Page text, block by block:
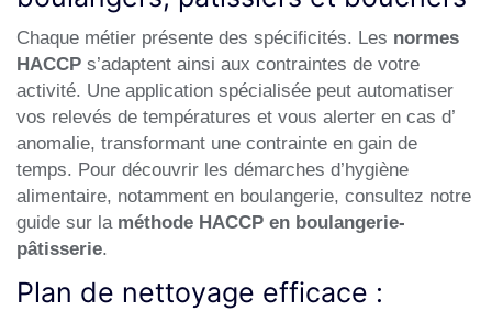
Chaque métier présente des spécificités. Les normes
HACCP s’adaptent ainsi aux contraintes de votre
activité. Une application spécialisée peut automatiser
vos relevés de températures et vous alerter en cas d’
anomalie, transformant une contrainte en gain de
temps. Pour découvrir les démarches d’hygiène
alimentaire, notamment en boulangerie, consultez notre
guide sur la méthode HACCP en boulangerie-
pâtisserie.
Plan de nettoyage efficace :